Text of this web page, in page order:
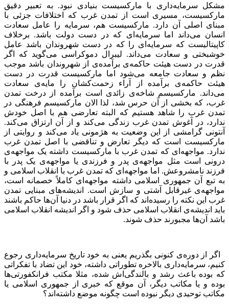
مشکل سرمایه‌داری با مارکسیست بنیادی نبود. به تعبیر دقیق
مارکسیست، مسیری ا‌ست از تمدن غرب که اختلافات جزئی با
مبنای اصلی آن دارد. مارکسیست هم، سرمایه را عامل سعادت
انسان می‌داند اما سرمایه‌ای که در دست دولت باشد. برخلاف
کاپیتالیست که سرمایه‌ای را که در دست شهروندان باشد عامل
خوشبختی و سعادت می‌داند. لیبرال دموکراسی می‌گوید که اگر
قدرت در دست هیئت حاکمه‌ی برآمده‌ی از شهروندان باشد موجب
نظم و سعادت جامعه می‌شود اما مارکسیست قدرت در دست
هیئت حاکمه‌ی برآمده از آراء زحمت‌کشان را مایه‌ی سعادت
می‌داند. مارکسیسم شاخه‌ی زائدی ا‌ست برآمده از درخت تمدن
غرب، که بخشی از آن حرس شد، لذا الان مارکسیسم فرهنگی در
تمدن غرب را شاهد هستیم که البته تعارضی هم با اصل خودش
ندارد، در آغوش تمدن غرب زندگی می‌کند و از آن ارتزاق می‌کند.
آنتونی گرامشی از این وضعیت به هژمونی یاد می‌کند و روایتی از
مارکسیست است که دیگر تعارض و تناقضی با اصل تمدن غرب
ندارد. مواجهه‌ای که تمدن غرب با مارکسیست داشته یک مواجهه‌ی
درونی است مثل مواجهه‌ی پدر و فرزندی یا مواجهه‌ی یک پدر با
فرزند نامشروعش. اما مواجهه‌ای که تمدن غرب با انقلاب اسلامی و
به تبع آن جمهوری اسلامی داشته مواجهه‌ا‌ی کاملاً خصمانه است،
مواجهه‌ی غیرقابل آشتی و سازش است. اندیشه‌های مبنایی تمدن
غرب این نکته را رسیده‌اند که اگر قرار باشد در دنیا آن‌ها حاکم باشند
باید اندیشه‌ی انقلاب اسلامی حذف شود و اگر اندیشه انقلاب اسلامی
باشد آن‌ها مجبورند حذف شوند.
اگر از دوره‌ی کنونی بگذریم یعنی به خود تاریخ سرمایه‌داری رجوع
کنیم، سرمایه‌داری بالاخره تطوراتی داشته، خود این تضاد با تفکراتی
که بوده باعث رشد و بالندگی‌اش شده، مثلا مکتب فرانکفورتی‌ها
بوده و یا مکاتب دیگر، آن موقع که خبری از جمهوری اسلامی یا
مکاتب توحیدی دیگر نبوده است چگونه موضع داشته‌اند؟